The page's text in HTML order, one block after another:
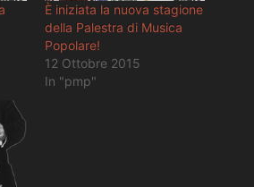
È iniziata la nuova stagione
della Palestra di Musica
Popolare!
12 Ottobre 2015
In "pmp"